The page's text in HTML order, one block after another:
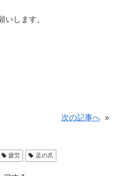
いします。
次の記事へ »
疲労 足の爪